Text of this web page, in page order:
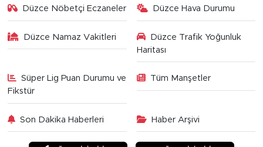
Düzce Nöbetçi Eczaneler Düzce Hava Durumu
Düzce Namaz Vakitleri
Düzce Trafik Yoğunluk
Haritası
Süper Lig Puan Durumu ve
Fikstür
Tüm Manşetler
Son Dakika Haberleri Haber Arşivi